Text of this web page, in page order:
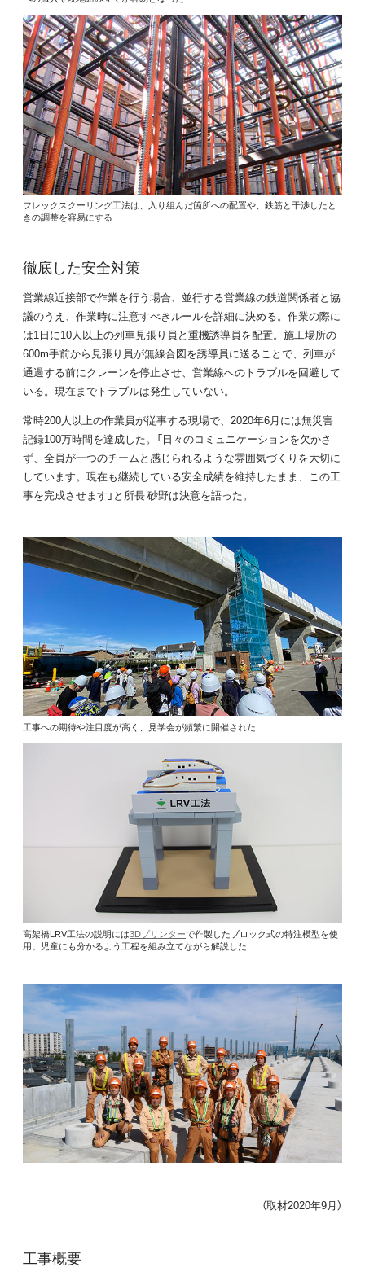
フレックスクーリング工法は、入り組んだ箇所への配置や、鉄筋と干渉したと
きの調整を容易にする
徹底した安全対策
営業線近接部で作業を行う場合、並行する営業線の鉄道関係者と協
議のうえ、作業時に注意すべきルールを詳細に決める。作業の際に
は1日に10人以上の列車見張り員と重機誘導員を配置。施工場所の
600m手前から見張り員が無線合図を誘導員に送ることで、列車が
通過する前にクレーンを停止させ、営業線へのトラブルを回避して
いる。現在までトラブルは発生していない。
常時200人以上の作業員が従事する現場で、2020年6月には無災害
記録100万時間を達成した。「日々のコミュニケーションを欠かさ
ず、全員が一つのチームと感じられるような雰囲気づくりを大切に
しています。現在も継続している安全成績を維持したまま、この工
事を完成させます」と所長 砂野は決意を語った。
工事への期待や注目度が高く、見学会が頻繁に開催された
高架橋LRV工法の説明には3Dプリンターで作製したブロック式の特注模型を使
用。児童にも分かるよう工程を組み立てながら解説した
（取材2020年9月）
工事概要